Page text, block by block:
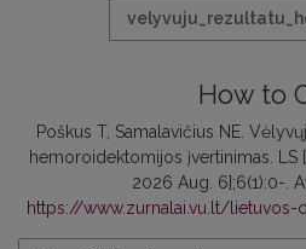
How to
Poškus T, Samalavičius NE.
hemoroidektomijos įvertinimas. LS
2026 Aug. 6];6(1):0-.
https://www.zurnalai.vu.lt/